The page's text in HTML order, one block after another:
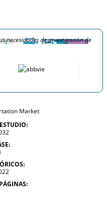
necesidades de investigación de